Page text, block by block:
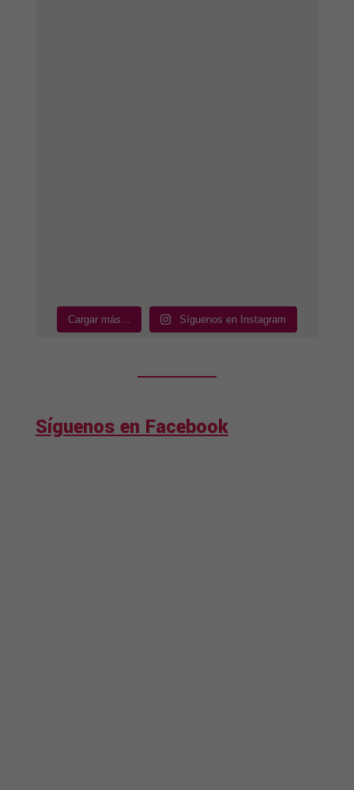
Cargar más... Síguenos en Instagram
Síguenos en Facebook